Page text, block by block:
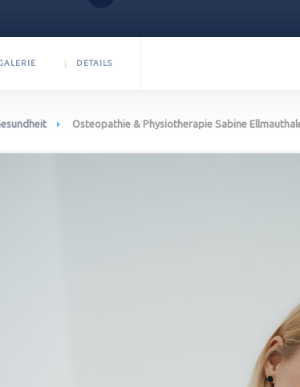
DETAILS
Osteopathie & Physiotherapie Sabine